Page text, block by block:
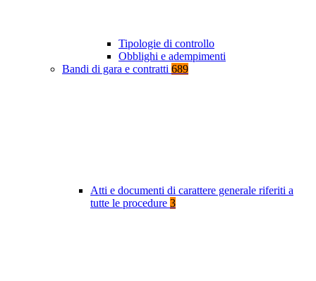
Tipologie di controllo
Obblighi e adempimenti
Bandi di gara e contratti 689
Atti e documenti di carattere generale riferiti a
tutte le procedure 3